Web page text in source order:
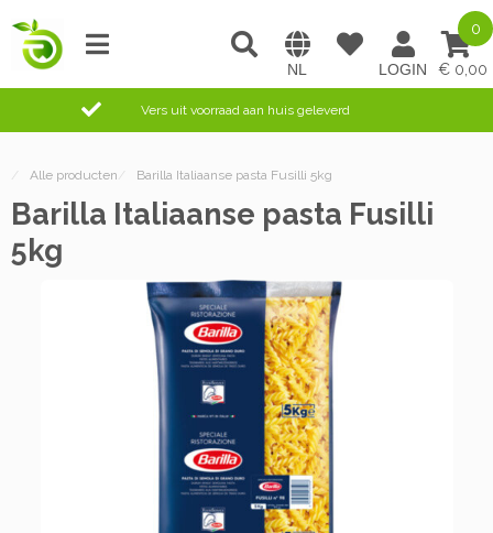
0,00
0
Vers uit voorraad aan huis geleverd
/ Alle producten / Barilla Italiaanse pasta Fusilli 5kg
Barilla Italiaanse pasta Fusilli
5kg